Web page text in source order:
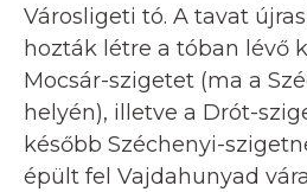
Városligeti tó. A tavat
hozták létre a tóban lévő
Mocsár-szigetet (ma a
helyén), illetve a Drót-
később Széchenyi-
épült fel Vajdahunyad